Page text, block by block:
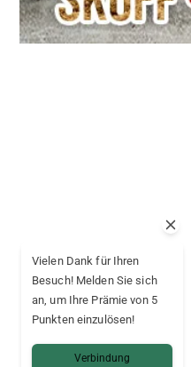
Vielen Dank für Ihren
Besuch! Melden Sie sich
an, um Ihre Prämie von 5
Punkten einzulösen!
Verbindung